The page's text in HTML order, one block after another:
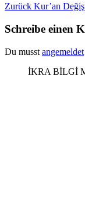
Vorheriger
Zurück Kur’an
Schreibe einen
Du musst angemeldet
İKRA BİLGİ